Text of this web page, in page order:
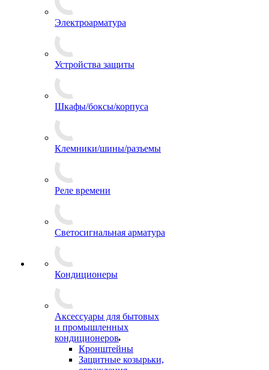
Электроарматура
Устройства защиты
Шкафы/боксы/корпуса
Клемники/шины/разъемы
Реле времени
Светосигнальная арматура
Кондиционеры
Аксессуары для бытовых
и промышленных
кондиционеров
Кронштейны
Защитные козырьки,